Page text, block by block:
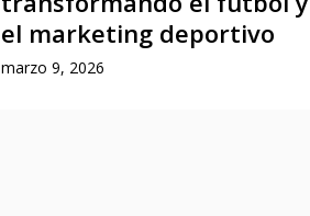
el marketing deportivo
marzo 9, 2026